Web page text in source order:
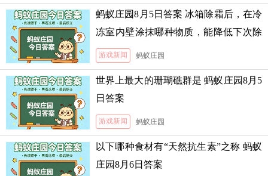
蚂蚁庄园8月5日答案 冰箱除霜后，在冷
冻室内壁涂抹哪种物质，能降低下次除
霜的难度
游戏新闻 蚂蚁庄园
世界上最大的珊瑚礁群是 蚂蚁庄园8月5
日答案
游戏新闻 蚂蚁庄园
以下哪种食材有“天然抗生素”之称 蚂蚁
庄园8月6日答案